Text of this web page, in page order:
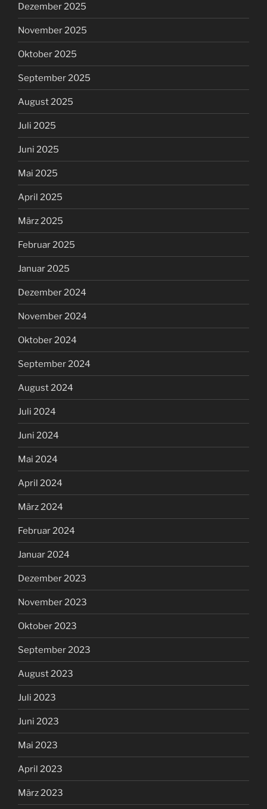
Dezember 2025
November 2025
Oktober 2025
September 2025
August 2025
Juli 2025
Juni 2025
Mai 2025
April 2025
März 2025
Februar 2025
Januar 2025
Dezember 2024
November 2024
Oktober 2024
September 2024
August 2024
Juli 2024
Juni 2024
Mai 2024
April 2024
März 2024
Februar 2024
Januar 2024
Dezember 2023
November 2023
Oktober 2023
September 2023
August 2023
Juli 2023
Juni 2023
Mai 2023
April 2023
März 2023